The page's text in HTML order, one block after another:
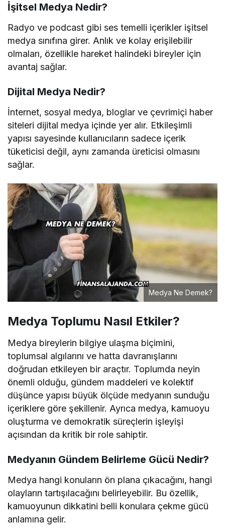
İşitsel Medya Nedir?
Radyo ve podcast gibi ses temelli içerikler işitsel
medya sınıfına girer. Anlık ve kolay erişilebilir
olmaları, özellikle hareket halindeki bireyler için
avantaj sağlar.
Dijital Medya Nedir?
İnternet, sosyal medya, bloglar ve çevrimiçi haber
siteleri dijital medya içinde yer alır. Etkileşimli
yapısı sayesinde kullanıcıların sadece içerik
tüketicisi değil, aynı zamanda üreticisi olmasını
sağlar.
Medya Ne Demek?
Medya Toplumu Nasıl Etkiler?
Medya bireylerin bilgiye ulaşma biçimini,
toplumsal algılarını ve hatta davranışlarını
doğrudan etkileyen bir araçtır. Toplumda neyin
önemli olduğu, gündem maddeleri ve kolektif
düşünce yapısı büyük ölçüde medyanın sunduğu
içeriklere göre şekillenir. Ayrıca medya, kamuoyu
oluşturma ve demokratik süreçlerin işleyişi
açısından da kritik bir role sahiptir.
Medyanın Gündem Belirleme Gücü Nedir?
Medya hangi konuların ön plana çıkacağını, hangi
olayların tartışılacağını belirleyebilir. Bu özellik,
kamuoyunun dikkatini belli konulara çekme gücü
anlamına gelir.